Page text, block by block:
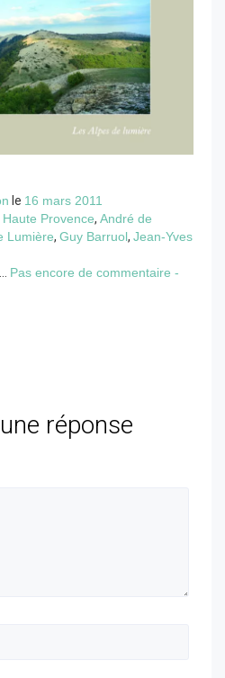
le 16 mars 2011
Provence, André de
Lumière, Guy Barruol, Jean-Yves
Pas encore de commentaire -
réponse